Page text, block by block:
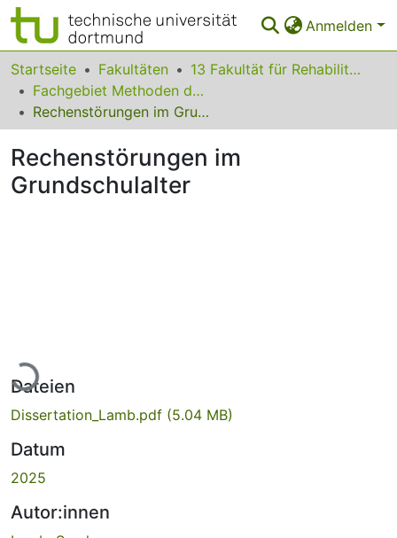
Anmelden
Bereiche & Sammlungen
Das gesamte Repositorium
FAQ
Startseite Fakultäten
13 Fakultät für Rehabilitationswissenschaften
Fachgebiet Methoden der empirischen Bildungsforschung
Rechenstörungen im Grundschulalter
Rechenstörungen im
Grundschulalter
Lade...
Dateien
Dissertation_Lamb.pdf (5.04 MB)
Datum
2025
Autor:innen